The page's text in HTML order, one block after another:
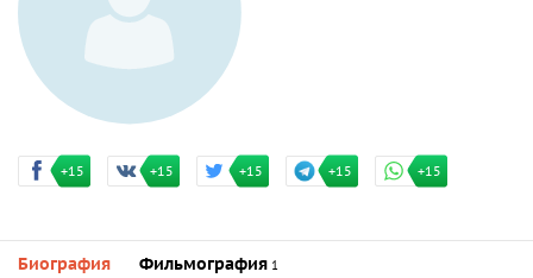
+15 +15 +15 +15 +15
Биография Фильмография 1